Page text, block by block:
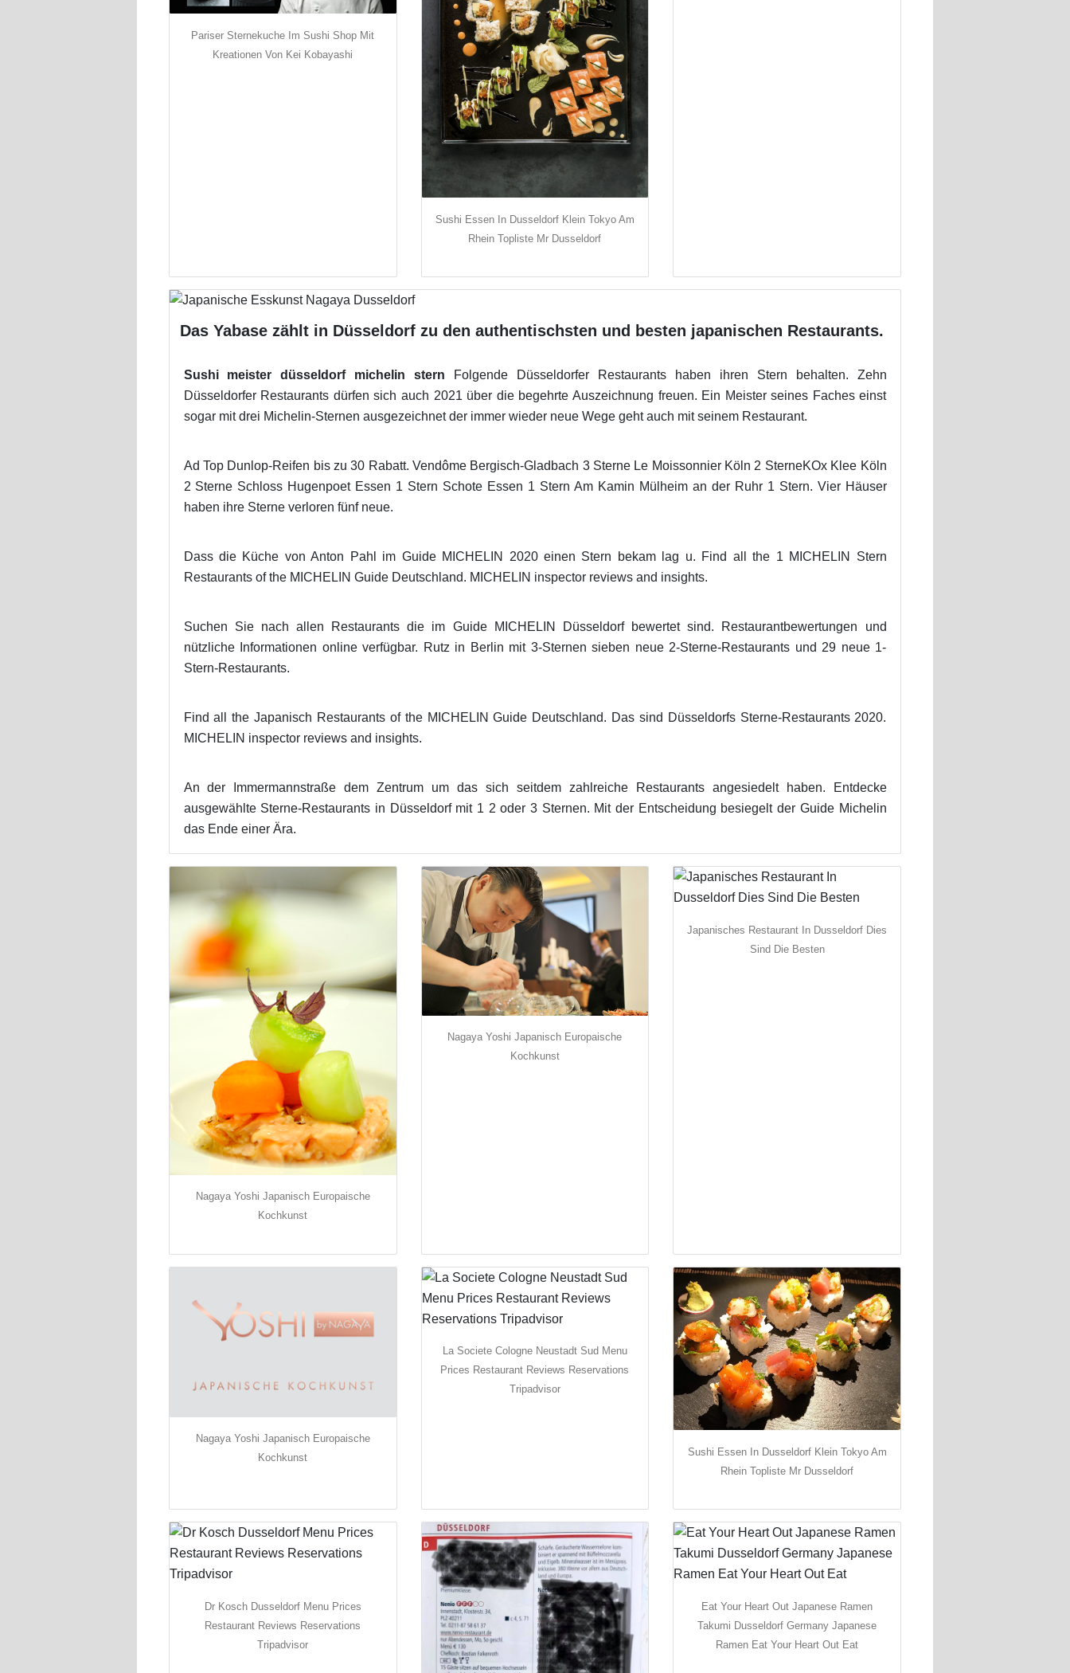
Pariser Sternekuche Im Sushi Shop Mit
Kreationen Von Kei Kobayashi
Sushi Essen In Dusseldorf Klein Tokyo Am
Rhein Topliste Mr Dusseldorf
Das Yabase zählt in Düsseldorf zu den authentischsten und besten japanischen Restaurants.
Sushi meister düsseldorf michelin stern Folgende Düsseldorfer Restaurants haben ihren Stern behalten. Zehn
Düsseldorfer Restaurants dürfen sich auch 2021 über die begehrte Auszeichnung freuen. Ein Meister seines Faches einst
sogar mit drei Michelin-Sternen ausgezeichnet der immer wieder neue Wege geht auch mit seinem Restaurant.
Ad Top Dunlop-Reifen bis zu 30 Rabatt. Vendôme Bergisch-Gladbach 3 Sterne Le Moissonnier Köln 2 SterneKOx Klee Köln
2 Sterne Schloss Hugenpoet Essen 1 Stern Schote Essen 1 Stern Am Kamin Mülheim an der Ruhr 1 Stern. Vier Häuser
haben ihre Sterne verloren fünf neue.
Dass die Küche von Anton Pahl im Guide MICHELIN 2020 einen Stern bekam lag u. Find all the 1 MICHELIN Stern
Restaurants of the MICHELIN Guide Deutschland. MICHELIN inspector reviews and insights.
Suchen Sie nach allen Restaurants die im Guide MICHELIN Düsseldorf bewertet sind. Restaurantbewertungen und
nützliche Informationen online verfügbar. Rutz in Berlin mit 3-Sternen sieben neue 2-Sterne-Restaurants und 29 neue 1-
Stern-Restaurants.
Find all the Japanisch Restaurants of the MICHELIN Guide Deutschland. Das sind Düsseldorfs Sterne-Restaurants 2020.
MICHELIN inspector reviews and insights.
An der Immermannstraße dem Zentrum um das sich seitdem zahlreiche Restaurants angesiedelt haben. Entdecke
ausgewählte Sterne-Restaurants in Düsseldorf mit 1 2 oder 3 Sternen. Mit der Entscheidung besiegelt der Guide Michelin
das Ende einer Ära.
Nagaya Yoshi Japanisch Europaische
Kochkunst
Nagaya Yoshi Japanisch Europaische
Kochkunst
Japanisches Restaurant In Dusseldorf Dies
Sind Die Besten
Nagaya Yoshi Japanisch Europaische
Kochkunst
La Societe Cologne Neustadt Sud Menu
Prices Restaurant Reviews Reservations
Tripadvisor
Sushi Essen In Dusseldorf Klein Tokyo Am
Rhein Topliste Mr Dusseldorf
Dr Kosch Dusseldorf Menu Prices
Restaurant Reviews Reservations
Tripadvisor
Eat Your Heart Out Japanese Ramen
Takumi Dusseldorf Germany Japanese
Ramen Eat Your Heart Out Eat